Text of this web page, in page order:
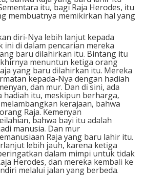
itu, bagi Raja Herodes, itu
membuatnya memikirkan hal yang
diri-Nya lebih lanjut kepada
ini di dalam pencarian mereka
baru dilahirkan itu. Bintang itu
menuntun ketiga orang
yang baru dilahirkan itu. Mereka
kepada-Nya dengan hadiah
dan mur. Dan di sini, ada
hadiah itu, meskipun berharga,
kerajaan, bahwa
Raja. Kemenyan
bahwa bayi itu adalah
manusia. Dan mur
Raja yang baru lahir itu.
lebih jauh, karena ketiga
dalam mimpi untuk tidak
Herodes, dan mereka kembali ke
melalui jalan yang berbeda.